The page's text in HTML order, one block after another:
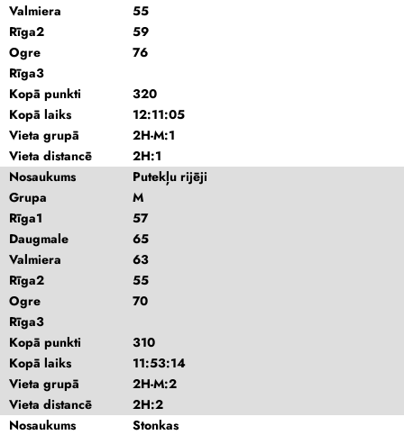
Valmiera
55
Rīga2
59
Ogre
76
Rīga3
Kopā punkti
320
Kopā laiks
12:11:05
Vieta grupā
2H-M:1
Vieta distancē
2H:1
Nosaukums
Putekļu rijēji
Grupa
M
Rīga1
57
Daugmale
65
Valmiera
63
Rīga2
55
Ogre
70
Rīga3
Kopā punkti
310
Kopā laiks
11:53:14
Vieta grupā
2H-M:2
Vieta distancē
2H:2
Nosaukums
Stonkas